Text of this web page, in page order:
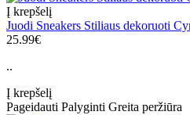
Į krepšelį
Juodi Sneakers Stiliaus dekoruoti
25.99€
..
Į krepšelį
Pageidauti Palyginti Greita peržiūra